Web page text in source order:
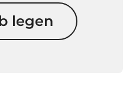
legen